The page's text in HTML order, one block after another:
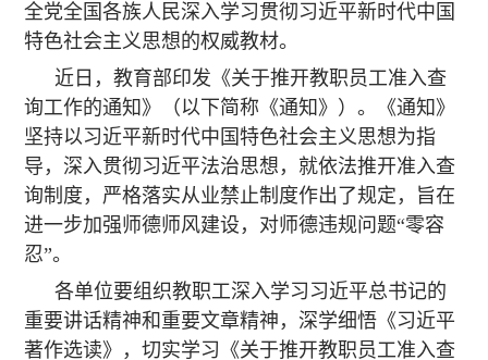
全党全国各族人民深入学习贯彻习近平新时代中国
特色社会主义思想的权威教材。
近日，教育部印发《关于推开教职员工准入查
询工作的通知》（以下简称《通知》）。《通知》
坚持以习近平新时代中国特色社会主义思想为指
导，深入贯彻习近平法治思想，就依法推开准入查
询制度，严格落实从业禁止制度作出了规定，旨在
进一步加强师德师风建设，对师德违规问题“零容
忍”。
各单位要组织教职工深入学习习近平总书记的
重要讲话精神和重要文章精神，深学细悟《习近平
著作选读》，切实学习《关于推开教职员工准入查